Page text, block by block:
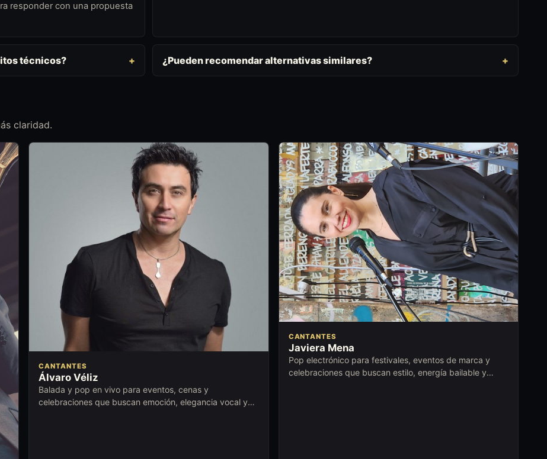
responder con una propuesta
técnicos? ¿Pueden recomendar alternativas similares?
claridad.
CANTANTES
Álvaro Véliz
Balada y pop en vivo para eventos, cenas y
celebraciones que buscan emoción, elegancia vocal y
CANTANTES
Javiera Mena
Pop electrónico para festivales, eventos de marca y
celebraciones que buscan estilo, energía bailable y